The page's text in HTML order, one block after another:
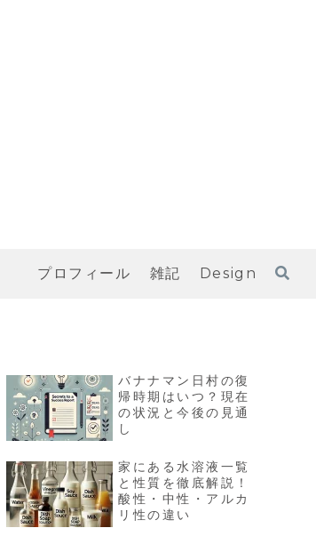
プロフィール 雑記 Design
バナナマン日村の復
帰時期はいつ？現在
の状況と今後の見通
し
家にある水溶液一覧
と性質を徹底解説！
酸性・中性・アルカ
リ性の違い